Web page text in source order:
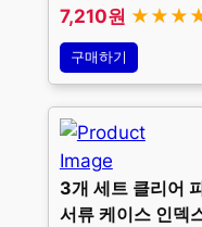
7,210원
구매하기
3개 세트 클리어
서류 케이스 인덱